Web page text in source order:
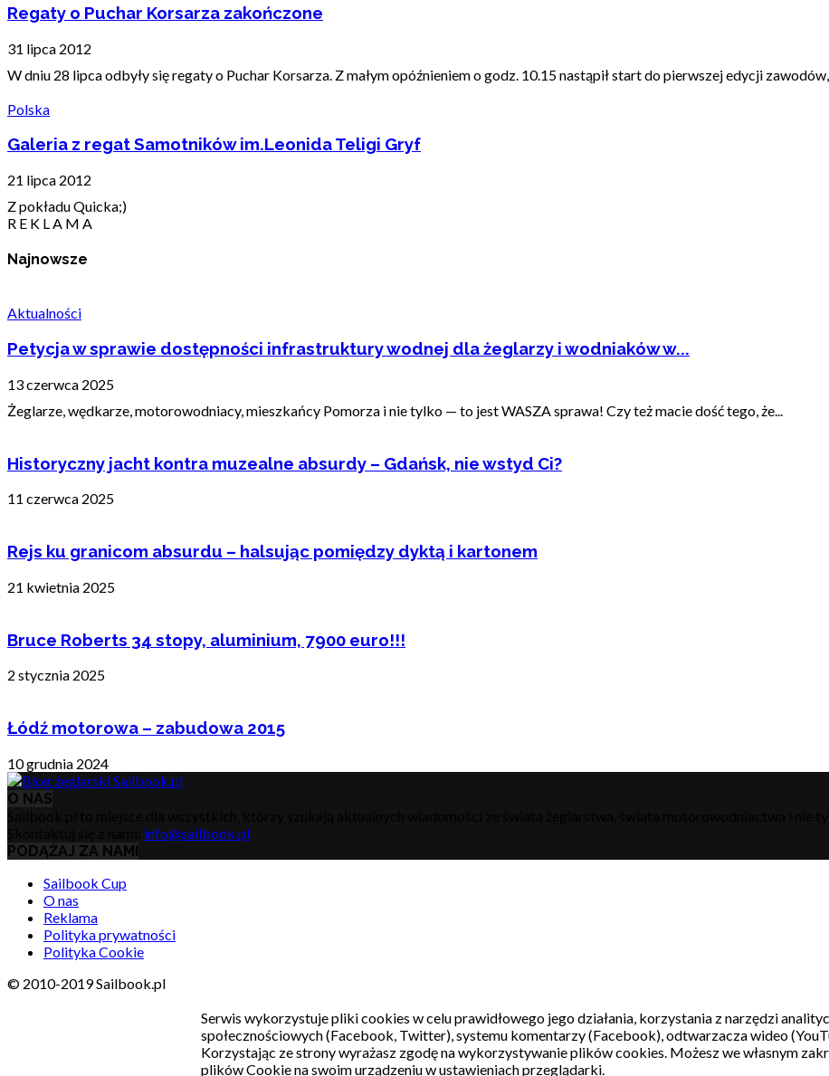
Regaty o Puchar Korsarza zakończone
31 lipca 2012
W dniu 28 lipca odbyły się regaty o Puchar Korsarza. Z małym opóźnieniem o godz. 10.15 nastąpił start do pierwszej edycji
Polska
Galeria z regat Samotników im.Leonida Teligi Gryf
21 lipca 2012
Z pokładu Quicka;)
R E K L A M A
Najnowsze
Aktualności
Petycja w sprawie dostępności infrastruktury wodnej dla żeglarzy i wodniaków w...
13 czerwca 2025
Żeglarze, wędkarze, motorowodniacy, mieszkańcy Pomorza i nie tylko — to jest WASZA sprawa! Czy też macie dość tego, że...
Historyczny jacht kontra muzealne absurdy – Gdańsk, nie wstyd Ci?
11 czerwca 2025
Rejs ku granicom absurdu – halsując pomiędzy dyktą i kartonem
21 kwietnia 2025
Bruce Roberts 34 stopy, aluminium, 7900 euro!!!
2 stycznia 2025
Łódź motorowa – zabudowa 2015
10 grudnia 2024
O NAS
info@sailbook.pl
PODĄŻAJ ZA NAMI
Sailbook Cup
O nas
Reklama
Polityka prywatności
Polityka Cookie
© 2010-2019 Sailbook.pl
Serwis wykorzystuje pliki cookies w celu prawidłowego jego działania, korzystania z narzędzi
społecznościowych (Facebook, Twitter), systemu komentarzy (Facebook), odtwarzacza wideo
Korzystając ze strony wyrażasz zgodę na wykorzystywanie plików cookies. Możesz we własnym
plików Cookie na swoim urządzeniu w ustawieniach przeglądarki.